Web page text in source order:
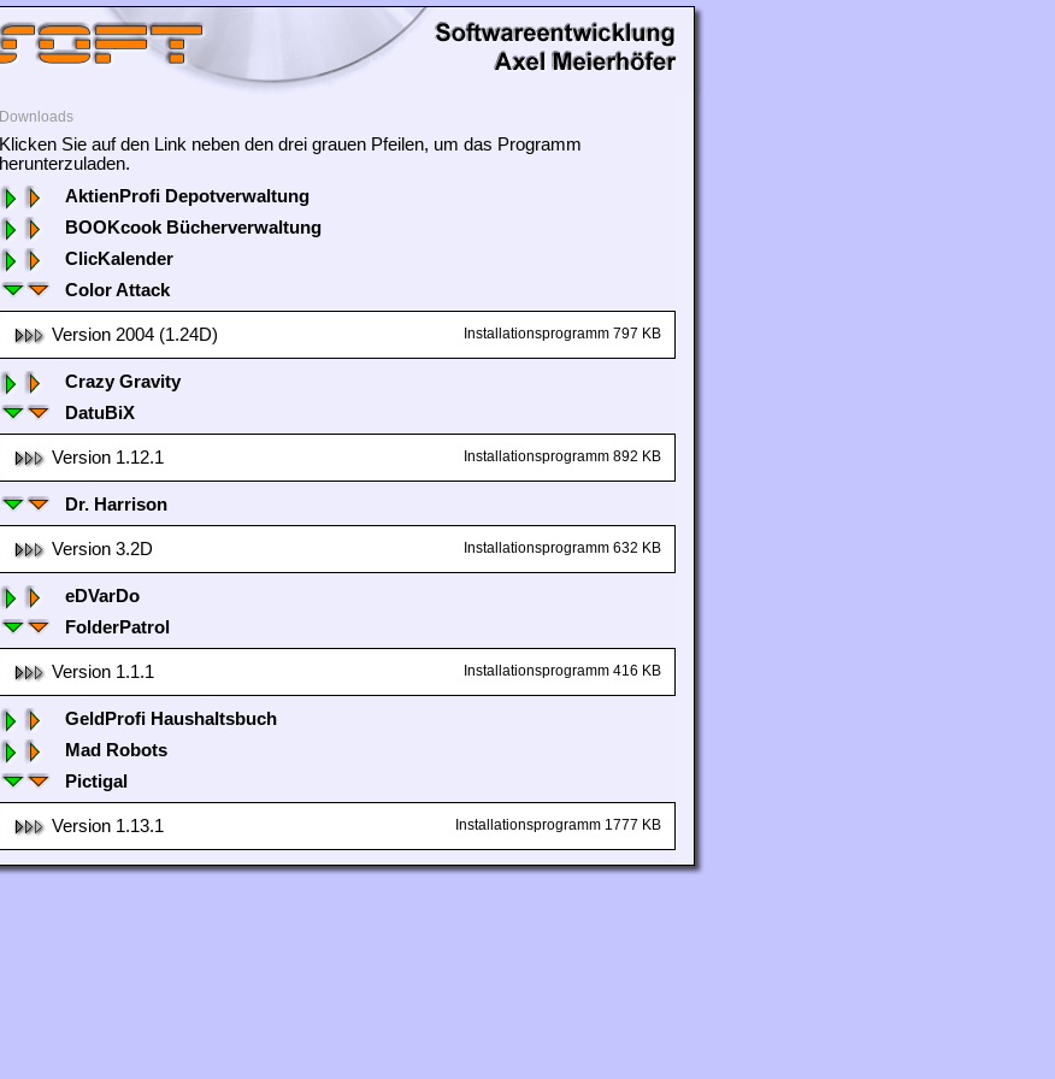
Downloads
Klicken Sie auf den Link neben den drei grauen Pfeilen, um das Programm
herunterzuladen.
AktienProfi Depotverwaltung
BOOKcook Bücherverwaltung
ClicKalender
Color Attack
Version 2004 (1.24D) Installationsprogramm 797 KB
Crazy Gravity
DatuBiX
Version 1.12.1 Installationsprogramm 892 KB
Dr. Harrison
Version 3.2D Installationsprogramm 632 KB
eDVarDo
FolderPatrol
Version 1.1.1 Installationsprogramm 416 KB
GeldProfi Haushaltsbuch
Mad Robots
Pictigal
Version 1.13.1 Installationsprogramm 1777 KB